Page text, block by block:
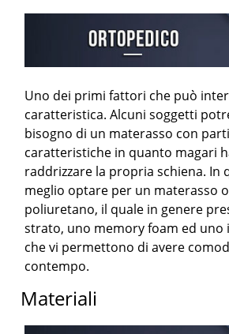
Uno dei primi fattori che può
caratteristica. Alcuni soggetti
bisogno di un materasso con
caratteristiche in quanto magari
raddrizzare la propria schiena. In
meglio optare per un materasso
poliuretano, il quale in genere
strato, uno memory foam ed uno
che vi permettono di avere
contempo.
Materiali